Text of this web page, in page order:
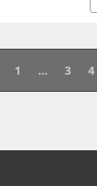
1 ... 3 4